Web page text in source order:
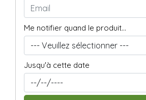
Me notifier quand le produit...
Jusqu'à cette date